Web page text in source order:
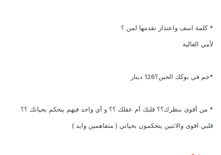
* كلمة اسف واعتذار تقدمها لمن ؟
لأمي الغالية
*جم في بوكك الحين؟126 دينار
* من أقوى بنظرك؟؟ قلبك أم عقلك ؟؟ و أي واحد فيهم يتحكم بحياتك ؟؟
قلبي اقوى والاثنين يتحكمون بحياتي ( متفاهمين وايد )